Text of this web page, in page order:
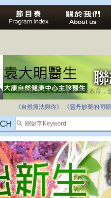
自家教育合法化-推動多元化教育，
《自然療法與你》 《靈丹妙藥的同類